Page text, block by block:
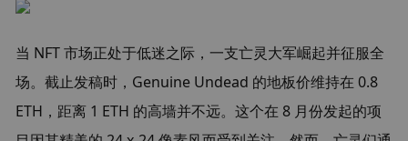
当 NFT 市场正处于低迷之际，一支亡灵大军崛起并征服全
场。截止发稿时，Genuine Undead 的地板价维持在 0.8
ETH，距离 1 ETH 的高墙并不远。这个在 8 月份发起的项